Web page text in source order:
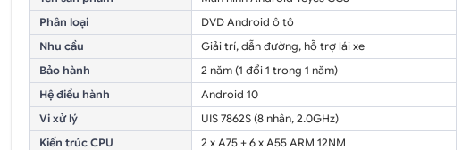
Phân loại
DVD Android ô tô
Nhu cầu
Giải trí, dẫn đường, hỗ trợ lái xe
Bảo hành
2 năm (1 đổi 1 trong 1 năm)
Hệ điều hành
Android 10
Vi xử lý
UIS 7862S (8 nhân, 2.0GHz)
Kiến trúc CPU
2 x A75 + 6 x A55 ARM 12NM